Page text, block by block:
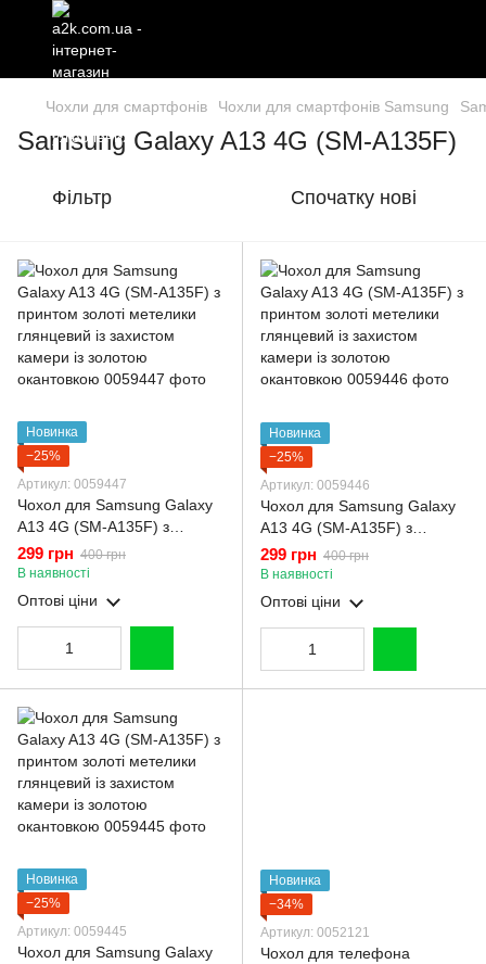
Чохли для смартфонів Чохли для смартфонів Samsung
Samsung Galaxy A13 4G (SM-A135F)
Фільтр Спочатку нові
Новинка
−25%
Артикул: 0059447
Чохол для Samsung Galaxy
A13 4G (SM-A135F) з
принтом золоті метелики
глянцевий із захистом
камери із золотою
окантовкою
299 грн 400 грн
В наявності
Оптові ціни
Новинка
−25%
Артикул: 0059446
Чохол для Samsung Galaxy
A13 4G (SM-A135F) з
принтом золоті метелики
глянцевий із захистом
камери із золотою
окантовкою
299 грн 400 грн
В наявності
Оптові ціни
Новинка
−25%
Артикул: 0059445
Чохол для Samsung Galaxy
Новинка
−34%
Артикул: 0052121
Чохол для телефона